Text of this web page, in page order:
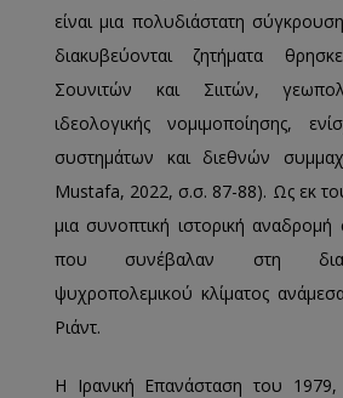
είναι μια πολυδιάστατη
διακυβεύονται ζητήματα
Σουνιτών και Σιιτών,
ιδεολογικής νομιμοποίησης,
συστημάτων και διεθνών
Mustafa, 2022, σ.σ. 87-88). Ως εκ
μια συνοπτική ιστορική
που συνέβαλαν στη
ψυχροπολεμικού κλίματος
Ριάντ.
Η Ιρανική Επανάσταση του 1979,